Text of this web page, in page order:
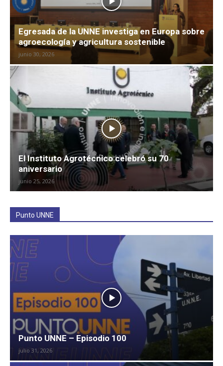
Egresada de la UNNE investiga en Europa sobre
agroecología y agricultura sostenible
junio 30, 2026
El Instituto Agrotécnico celebró su 70
aniversario
junio 25, 2026
Punto UNNE
Punto UNNE – Episodio 100
julio 31, 2026